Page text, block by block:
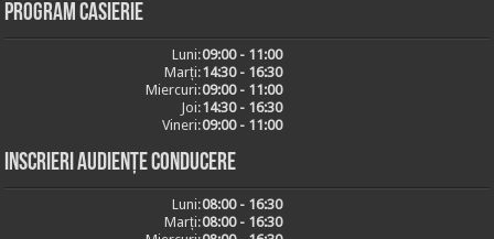
Program casierie
Luni:09:00 - 11:00
Marți:14:30 - 16:30
Miercuri:09:00 - 11:00
Joi:14:30 - 16:30
Vineri:09:00 - 11:00
Inscrieri audiențe conducere
Luni:08:00 - 16:30
Marți:08:00 - 16:30